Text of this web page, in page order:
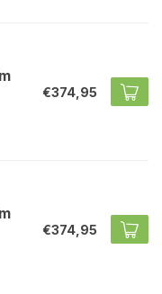
€374,95
€374,95